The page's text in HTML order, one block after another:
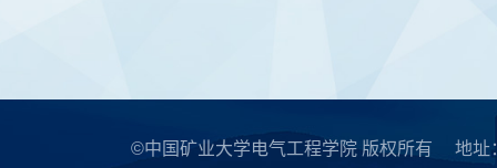
©中国矿业大学电气工程学院 版权所有 地址